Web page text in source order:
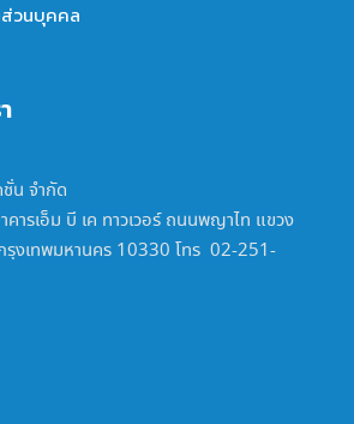
วนบุคคล
น จำกัด
ารเอ็ม บี เค ทาวเวอร์ ถนนพญาไท แขวง
รุงเทพมหานคร 10330 โทร 02-251-